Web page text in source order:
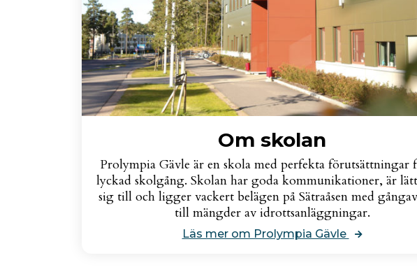
Om skolan
Prolympia Gävle är en skola med perfekta förutsättningar
lyckad skolgång. Skolan har goda kommunikationer, är
sig till och ligger vackert belägen på Sätraåsen med
till mängder av idrottsanläggningar.
Läs mer om Prolympia Gävle